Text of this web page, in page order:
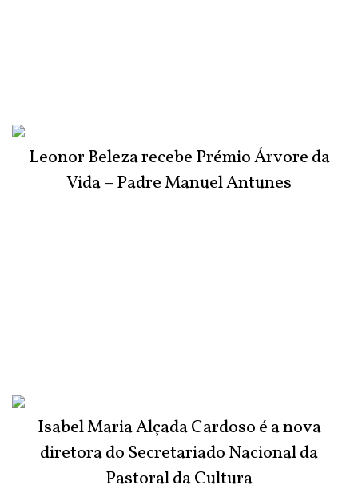
Leonor Beleza recebe Prémio Árvore da
Vida – Padre Manuel Antunes
Isabel Maria Alçada Cardoso é a nova
diretora do Secretariado Nacional da
Pastoral da Cultura